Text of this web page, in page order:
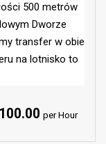
500 metrów
Dworze
transfer w obie
na lotnisko to
per Hour